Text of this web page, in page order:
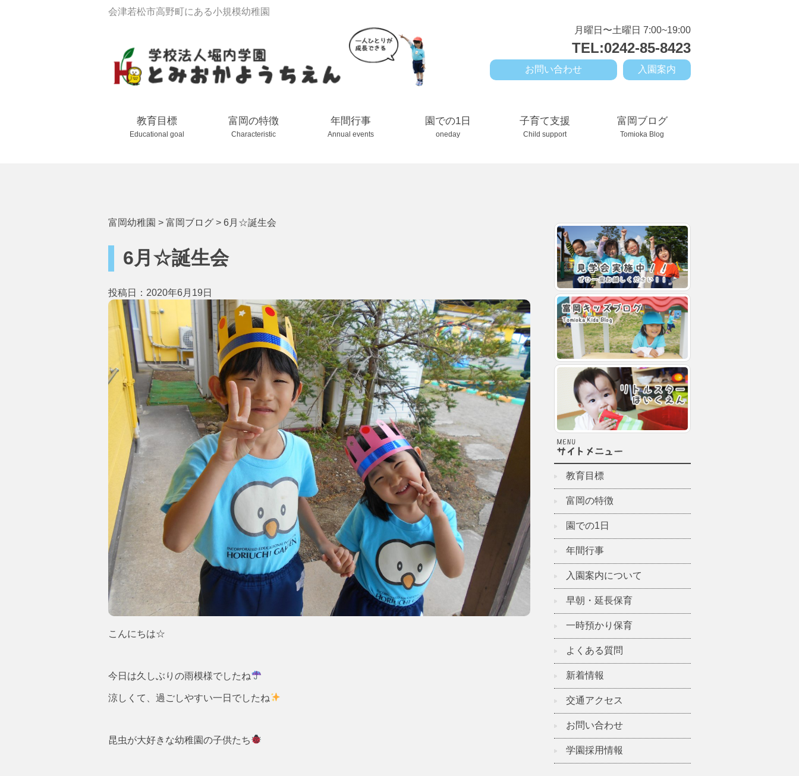
会津若松市高野町にある小規模幼稚園
月曜日〜土曜日 7:00~19:00
TEL:0242-85-8423
入園案内
お問い合わせ
教育目標
Educational goal
富岡の特徴
Characteristic
年間行事
Annual events
園での1日
oneday
子育て支援
Child support
富岡ブログ
Tomioka Blog
富岡幼稚園 > 富岡ブログ > 6月☆誕生会
6月☆誕生会
投稿日：2020年6月19日
こんにちは☆
今日は久しぶりの雨模様でしたね
涼しくて、過ごしやすい一日でしたね
昆虫が大好きな幼稚園の子供たち
教育目標
富岡の特徴
園での1日
年間行事
入園案内について
早朝・延長保育
一時預かり保育
よくある質問
新着情報
交通アクセス
お問い合わせ
学園採用情報